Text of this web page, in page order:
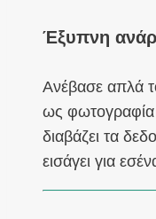
Έξυπνη
Ανέβασε απλά
ως
διαβάζει τα
εισάγει για